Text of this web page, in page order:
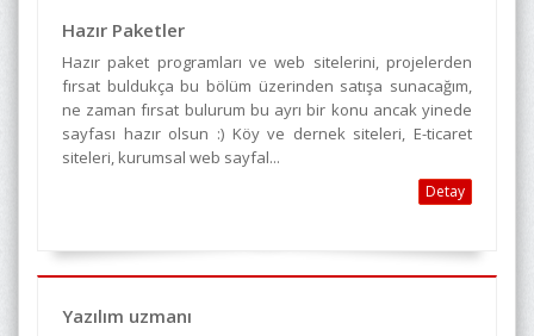
Hazır Paketler
Hazır paket programları ve web sitelerini, projelerden
fırsat buldukça bu bölüm üzerinden satışa sunacağım,
ne zaman fırsat bulurum bu ayrı bir konu ancak yinede
sayfası hazır olsun :) Köy ve dernek siteleri, E-ticaret
siteleri, kurumsal web sayfal...
Detay
Yazılım uzmanı